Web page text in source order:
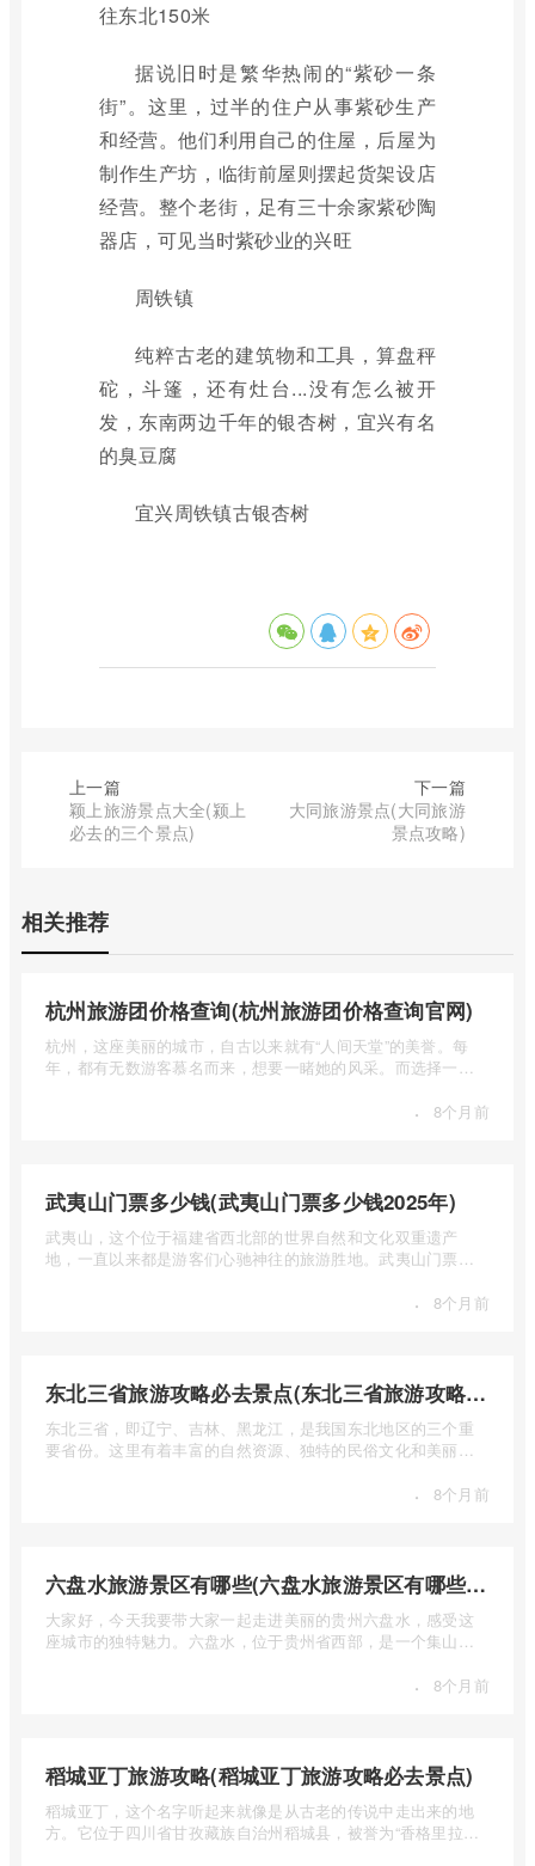
往东北150米
据说旧时是繁华热闹的“紫砂一条
街”。这里，过半的住户从事紫砂生产
和经营。他们利用自己的住屋，后屋为
制作生产坊，临街前屋则摆起货架设店
经营。整个老街，足有三十余家紫砂陶
器店，可见当时紫砂业的兴旺
周铁镇
纯粹古老的建筑物和工具，算盘秤
砣，斗篷，还有灶台...没有怎么被开
发，东南两边千年的银杏树，宜兴有名
的臭豆腐
宜兴周铁镇古银杏树
上一篇
颖上旅游景点大全(颍上
必去的三个景点)
下一篇
大同旅游景点(大同旅游
景点攻略)
相关推荐
杭州旅游团价格查询(杭州旅游团价格查询官网)
杭州，这座美丽的城市，自古以来就有“人间天堂”的美誉。每
年，都有无数游客慕名而来，想要一睹她的风采。而选择一个
· 8个月前
武夷山门票多少钱(武夷山门票多少钱2025年)
武夷山，这个位于福建省西北部的世界自然和文化双重遗产
地，一直以来都是游客们心驰神往的旅游胜地。武夷山门票多
· 8个月前
东北三省旅游攻略必去景点(东北三省旅游攻略必去景点视频介绍)
东北三省，即辽宁、吉林、黑龙江，是我国东北地区的三个重
要省份。这里有着丰富的自然资源、独特的民俗文化和美丽的
· 8个月前
六盘水旅游景区有哪些(六盘水旅游景区有哪些景点值得去)
大家好，今天我要带大家一起走进美丽的贵州六盘水，感受这
座城市的独特魅力。六盘水，位于贵州省西部，是一个集山水
· 8个月前
稻城亚丁旅游攻略(稻城亚丁旅游攻略必去景点)
稻城亚丁，这个名字听起来就像是从古老的传说中走出来的地
方。它位于四川省甘孜藏族自治州稻城县，被誉为“香格里拉的